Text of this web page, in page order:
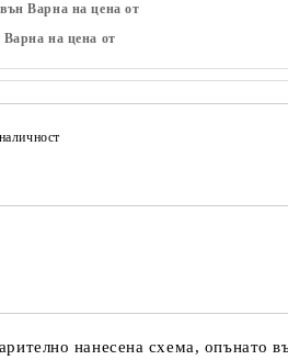
Варна на цена от
Варна на цена от
нанесена схема, опънато